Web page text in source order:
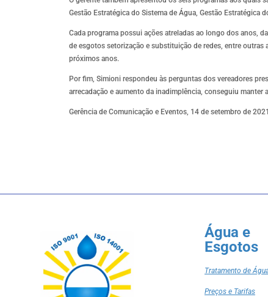
Gestão Estratégica do Sistema de Água, Gestão Estratégica
Cada programa possui ações atreladas ao longo dos anos,
de esgotos setorização e substituição de redes, entre
próximos anos.
Por fim, Simioni respondeu às perguntas dos vereadores
arrecadação e aumento da inadimplência, conseguiu manter
Gerência de Comunicação e Eventos, 14 de setembro de
Água e
Esgotos
Tratamento de
Preços e Tarifas